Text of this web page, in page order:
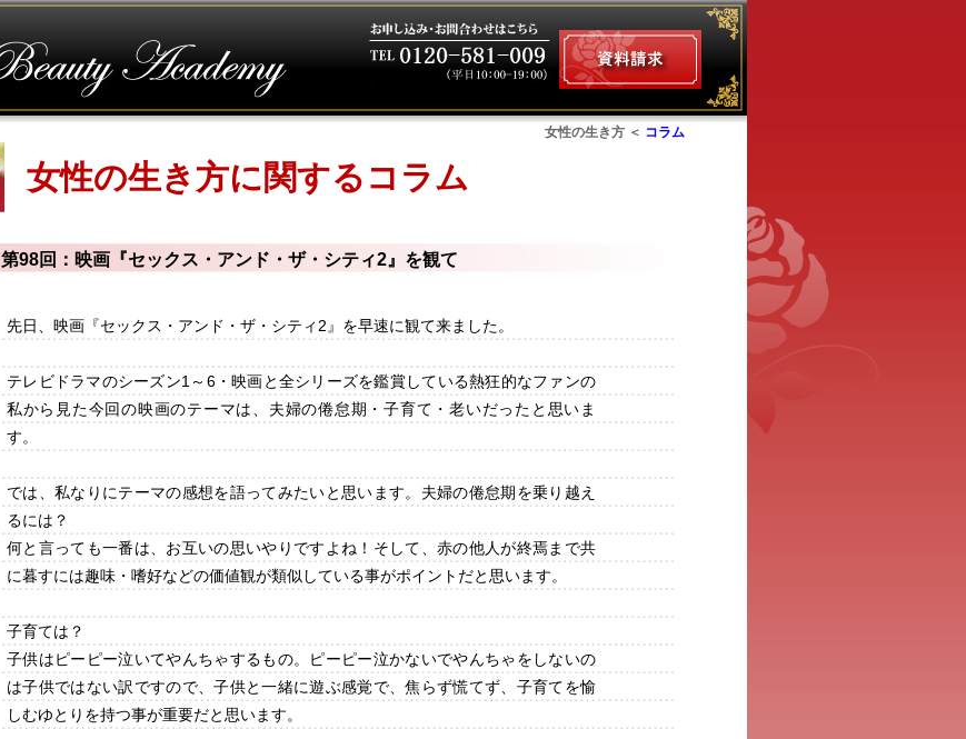
女性の生き方 ＜ コラム
女性の生き方に関するコラム
第98回：映画『セックス・アンド・ザ・シティ2』を観て
先日、映画『セックス・アンド・ザ・シティ2』を早速に観て来ました。
テレビドラマのシーズン1～6・映画と全シリーズを鑑賞している熱狂的なファンの
私から見た今回の映画のテーマは、夫婦の倦怠期・子育て・老いだったと思いま
す。
では、私なりにテーマの感想を語ってみたいと思います。夫婦の倦怠期を乗り越え
るには？
何と言っても一番は、お互いの思いやりですよね！そして、赤の他人が終焉まで共
に暮すには趣味・嗜好などの価値観が類似している事がポイントだと思います。
子育ては？
子供はピーピー泣いてやんちゃするもの。ピーピー泣かないでやんちゃをしないの
は子供ではない訳ですので、子供と一緒に遊ぶ感覚で、焦らず慌てず、子育てを愉
しむゆとりを持つ事が重要だと思います。